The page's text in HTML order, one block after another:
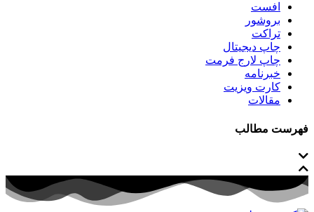
افست
بروشور
تراکت
چاپ دیجیتال
چاپ لارج فرمت
خبرنامه
کارت ویزیت
مقالات
فهرست مطالب